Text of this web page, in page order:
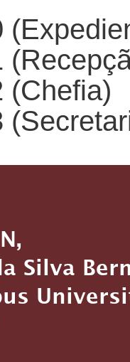
(Chefia)
Silva